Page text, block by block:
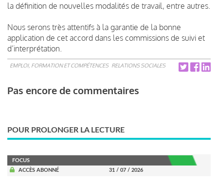
la définition de nouvelles modalités de travail, entre autres.
Nous serons très attentifs à la garantie de la bonne
application de cet accord dans les commissions de suivi et
d’interprétation.
EMPLOI, FORMATION ET COMPÉTENCES RELATIONS SOCIALES
Pas encore de commentaires
POUR PROLONGER LA LECTURE
FOCUS
ACCÈS ABONNÉ
31 / 07 / 2026